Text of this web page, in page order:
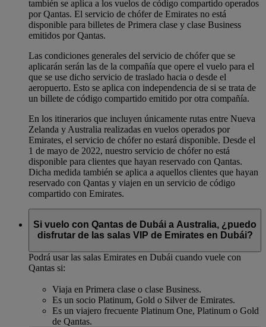
también se aplica a los vuelos de código compartido operados
por Qantas. El servicio de chófer de Emirates no está
disponible para billetes de Primera clase y clase Business
emitidos por Qantas.
Las condiciones generales del servicio de chófer que se
aplicarán serán las de la compañía que opere el vuelo para el
que se use dicho servicio de traslado hacia o desde el
aeropuerto. Esto se aplica con independencia de si se trata de
un billete de código compartido emitido por otra compañía.
En los itinerarios que incluyen únicamente rutas entre Nueva
Zelanda y Australia realizadas en vuelos operados por
Emirates, el servicio de chófer no estará disponible. Desde el
1 de mayo de 2022, nuestro servicio de chófer no está
disponible para clientes que hayan reservado con Qantas.
Dicha medida también se aplica a aquellos clientes que hayan
reservado con Qantas y viajen en un servicio de código
compartido con Emirates.
Si vuelo con Qantas de Dubái a Australia, ¿puedo
disfrutar de las salas VIP de Emirates en Dubái?
Podrá usar las salas Emirates en Dubái cuando vuele con
Qantas si:
Viaja en Primera clase o clase Business.
Es un socio Platinum, Gold o Silver de Emirates.
Es un viajero frecuente Platinum One, Platinum o Gold
de Qantas.